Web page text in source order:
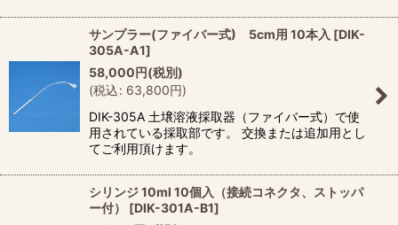
サンプラー(ファイバー式) 5cm用 10本入 [DIK-
305A-A1]
58,000円(税別)
(税込: 63,800円)
DIK-305A 土壌溶液採取器（ファイバー式）で使
用されている採取部です。 交換または追加用とし
てご利用頂けます。
シリンジ 10ml 10個入（接続コネクタ、ストッパ
ー付）
[DIK-301A-B1]